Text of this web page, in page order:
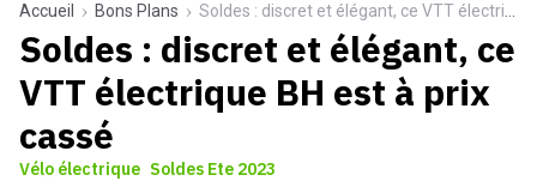
Accueil Bons Plans Soldes : discret et élégant, ce VTT électrique BH est à prix cassé
Soldes : discret et élégant, ce
VTT électrique BH est à prix
cassé
Vélo électrique Soldes Ete 2023